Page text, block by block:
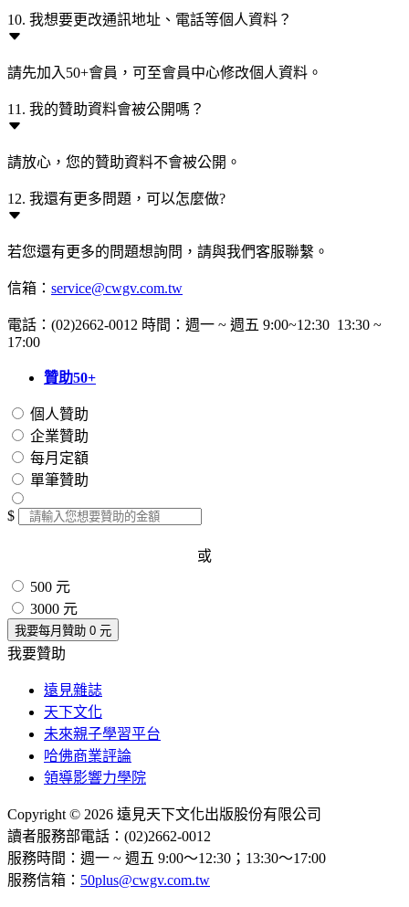
10. 我想要更改通訊地址、電話等個人資料？
請先加入50+會員，可至會員中心修改個人資料。
11. 我的贊助資料會被公開嗎？
請放心，您的贊助資料不會被公開。
12. 我還有更多問題，可以怎麼做?
若您還有更多的問題想詢問，請與我們客服聯繫。
信箱： service@cwgv.com.tw
電話：(02)2662-0012 時間：週一 ~ 週五 9:00~12:30 13:30 ~
17:00
贊助50+
個人贊助
企業贊助
每月定額
單筆贊助
$
或
500 元
3000 元
我要每月贊助 0 元
我要贊助
遠見雜誌
天下文化
未來親子學習平台
哈佛商業評論
領導影響力學院
Copyright © 2026 遠見天下文化出版股份有限公司
讀者服務部電話：(02)2662-0012
服務時間：週一 ~ 週五 9:00～12:30；13:30～17:00
服務信箱： 50plus@cwgv.com.tw